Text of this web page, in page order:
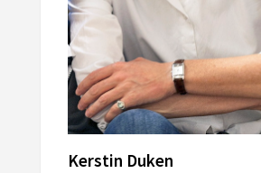
Kerstin Duken